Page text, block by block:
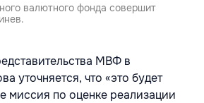
валютного фонда совершит
МВФ в
уточняется, что «это будет
миссия по оценке реализации